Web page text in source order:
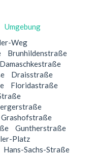
Umgebung
Weg
Brunhildenstraße
Damaschkestraße
Draisstraße
Floridastraße
Grashofstraße
Guntherstraße
Platz
Hans-Sachs-Straße